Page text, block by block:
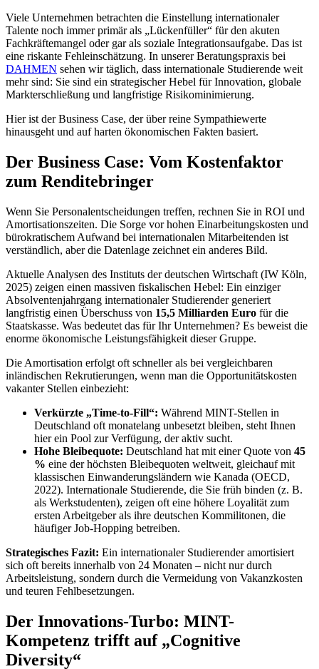
Viele Unternehmen betrachten die Einstellung internationaler
Talente noch immer primär als „Lückenfüller“ für den akuten
Fachkräftemangel oder gar als soziale Integrationsaufgabe. Das ist
eine riskante Fehleinschätzung. In unserer Beratungspraxis bei
DAHMEN sehen wir täglich, dass internationale Studierende weit
mehr sind: Sie sind ein strategischer Hebel für Innovation, globale
Markterschließung und langfristige Risikominimierung.
Hier ist der Business Case, der über reine Sympathiewerte
hinausgeht und auf harten ökonomischen Fakten basiert.
Der Business Case: Vom Kostenfaktor
zum Renditebringer
Wenn Sie Personalentscheidungen treffen, rechnen Sie in ROI und
Amortisationszeiten. Die Sorge vor hohen Einarbeitungskosten und
bürokratischem Aufwand bei internationalen Mitarbeitenden ist
verständlich, aber die Datenlage zeichnet ein anderes Bild.
Aktuelle Analysen des Instituts der deutschen Wirtschaft (IW Köln,
2025) zeigen einen massiven fiskalischen Hebel: Ein einziger
Absolventenjahrgang internationaler Studierender generiert
langfristig einen Überschuss von 15,5 Milliarden Euro für die
Staatskasse. Was bedeutet das für Ihr Unternehmen? Es beweist die
enorme ökonomische Leistungsfähigkeit dieser Gruppe.
Die Amortisation erfolgt oft schneller als bei vergleichbaren
inländischen Rekrutierungen, wenn man die Opportunitätskosten
vakanter Stellen einbezieht:
Verkürzte „Time-to-Fill“: Während MINT-Stellen in
Deutschland oft monatelang unbesetzt bleiben, steht Ihnen
hier ein Pool zur Verfügung, der aktiv sucht.
Hohe Bleibequote: Deutschland hat mit einer Quote von 45
% eine der höchsten Bleibequoten weltweit, gleichauf mit
klassischen Einwanderungsländern wie Kanada (OECD,
2022). Internationale Studierende, die Sie früh binden (z. B.
als Werkstudenten), zeigen oft eine höhere Loyalität zum
ersten Arbeitgeber als ihre deutschen Kommilitonen, die
häufiger Job-Hopping betreiben.
Strategisches Fazit: Ein internationaler Studierender amortisiert
sich oft bereits innerhalb von 24 Monaten – nicht nur durch
Arbeitsleistung, sondern durch die Vermeidung von Vakanzkosten
und teuren Fehlbesetzungen.
Der Innovations-Turbo: MINT-
Kompetenz trifft auf „Cognitive
Diversity“